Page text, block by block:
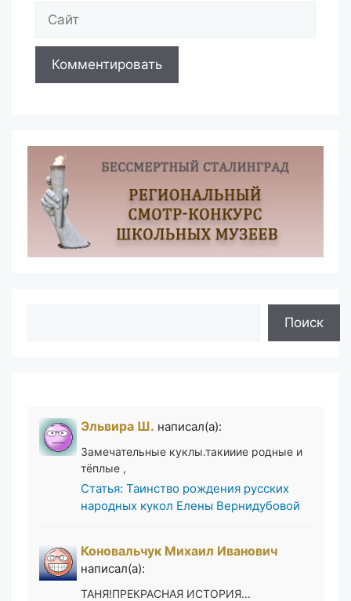
Поиск
Эльвира Ш. написал(а):
Замечательные куклы.такииие родные и
тёплые ,
Статья: Таинство рождения русских
народных кукол Елены Вернидубовой
Коновальчук Михаил Иванович
написал(а):
ТАНЯ!ПРЕКРАСНАЯ ИСТОРИЯ...